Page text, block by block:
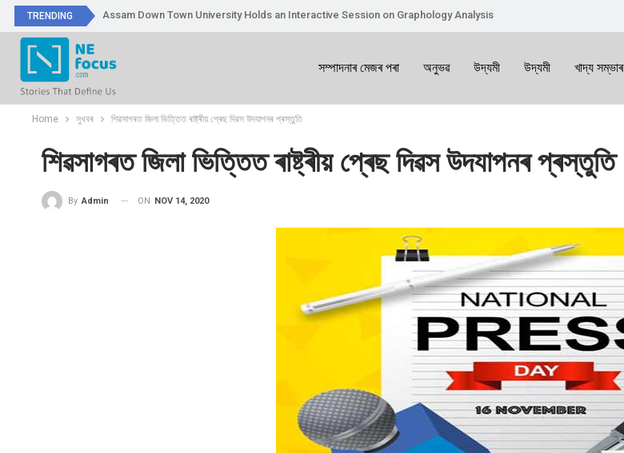
TRENDING Assam Down Town University Holds an Interactive Session on Graphology Analysis
সম্পাদনাৰ মেজৰ পৰা অনুভৱ উদ্যমী উদ্যমী খাদ্য সম্ভাৰ
Home সুখবৰ শিৱসাগৰত জিলা ভিত্তিত ৰাষ্ট্ৰীয় প্ৰেছ দিৱস উদযাপনৰ প্ৰস্তুতি
শিৱসাগৰত জিলা ভিত্তিত ৰাষ্ট্ৰীয় প্ৰেছ দিৱস উদযাপনৰ প্ৰস্তুতি
By Admin ON NOV 14, 2020